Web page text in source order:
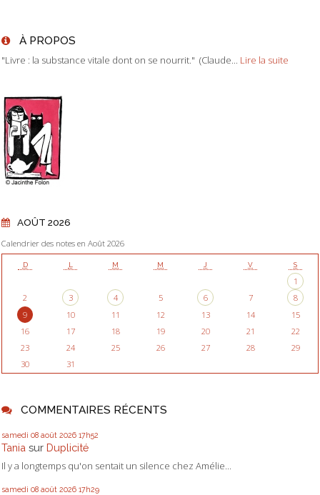
À PROPOS
"Livre : la substance vitale dont on se nourrit." (Claude... Lire la suite
AOÛT 2026
Calendrier des notes en Août 2026
D L M M J V S
1
2
3 4 5 6 7
8
9
10 11 12 13 14
15
16
17 18 19 20 21
22
23
24 25 26 27 28
29
30
31
COMMENTAIRES RÉCENTS
samedi 08 août 2026 17h52
Tania sur Duplicité
Il y a longtemps qu'on sentait un silence chez Amélie...
samedi 08 août 2026 17h29